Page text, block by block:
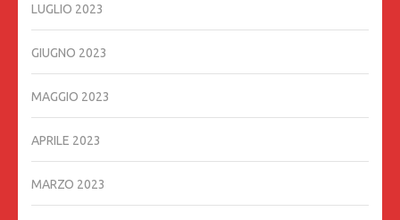
LUGLIO 2023
GIUGNO 2023
MAGGIO 2023
APRILE 2023
MARZO 2023